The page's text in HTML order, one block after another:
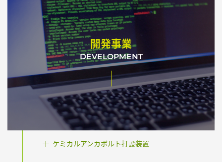
開発事業
DEVELOPMENT
ケミカルアンカボルト打設装置